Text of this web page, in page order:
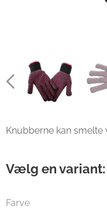
Knubberne kan
Vælg en variant:
Farve